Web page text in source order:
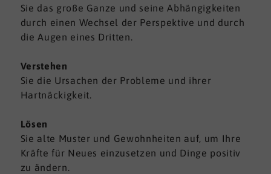
Sie das große Ganze und seine Abhängigkeiten
durch einen Wechsel der Perspektive und durch
die Augen eines Dritten.
Verstehen
Sie die Ursachen der Probleme und ihrer
Hartnäckigkeit.
Lösen
Sie alte Muster und Gewohnheiten auf, um Ihre
Kräfte für Neues einzusetzen und Dinge positiv
zu ändern.